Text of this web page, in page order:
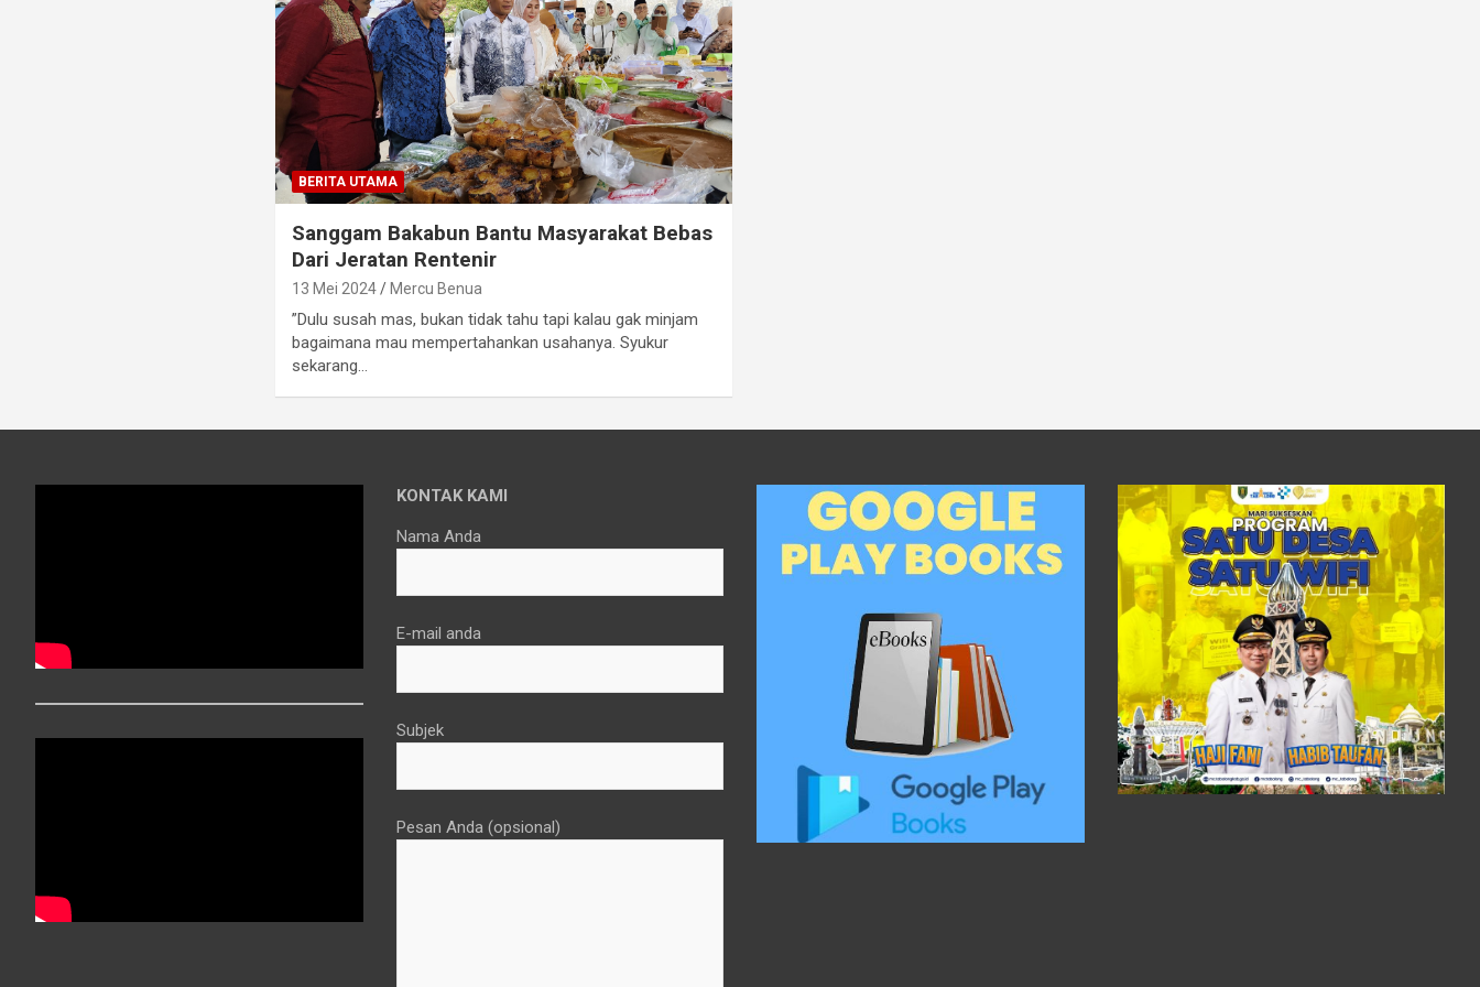
BERITA UTAMA
Sanggam Bakabun Bantu Masyarakat Bebas
Dari Jeratan Rentenir
13 Mei 2024 Mercu Benua
”Dulu susah mas, bukan tidak tahu tapi kalau gak minjam
bagaimana mau mempertahankan usahanya. Syukur
sekarang…
KONTAK KAMI
Nama Anda
E-mail anda
Subjek
Pesan Anda (opsional)